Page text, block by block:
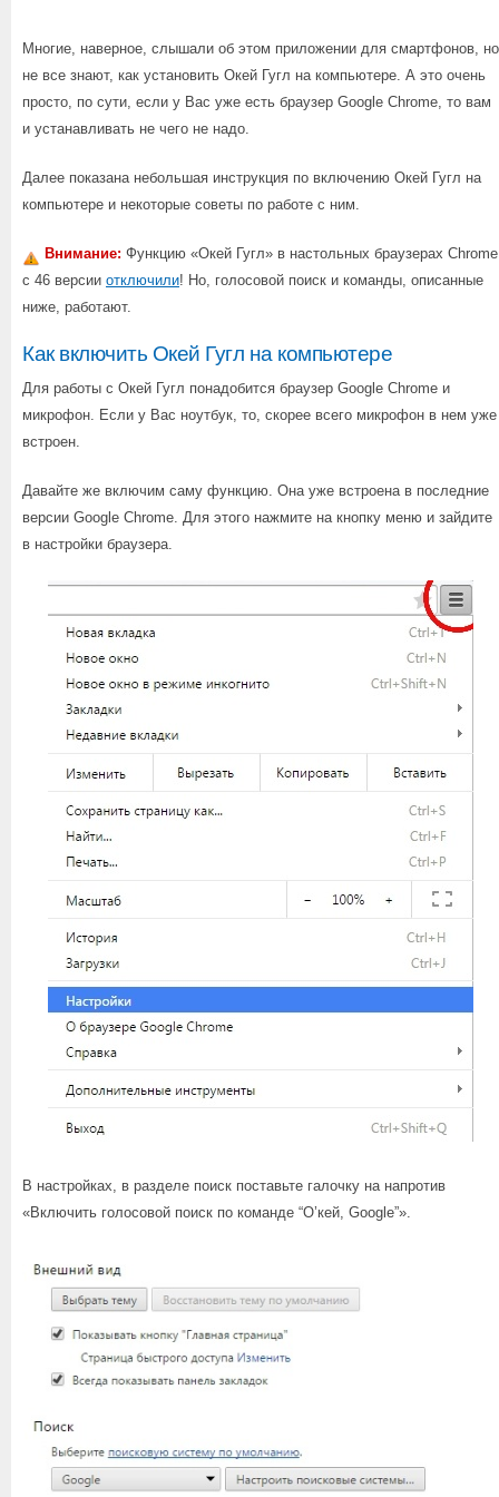
Многие, наверное, слышали об этом приложении для смартфонов, но
не все знают, как установить Окей Гугл на компьютере. А это очень
просто, по сути, если у Вас уже есть браузер Google Chrome, то вам
и устанавливать не чего не надо.
Далее показана небольшая инструкция по включению Окей Гугл на
компьютере и некоторые советы по работе с ним.
Внимание: Функцию «Окей Гугл» в настольных браузерах Chrome
c 46 версии отключили! Но, голосовой поиск и команды, описанные
ниже, работают.
Как включить Окей Гугл на компьютере
Для работы с Окей Гугл понадобится браузер Google Chrome и
микрофон. Если у Вас ноутбук, то, скорее всего микрофон в нем уже
встроен.
Давайте же включим саму функцию. Она уже встроена в последние
версии Google Chrome. Для этого нажмите на кнопку меню и зайдите
в настройки браузера.
В настройках, в разделе поиск поставьте галочку на напротив
«Включить голосовой поиск по команде “О’кей, Google”».